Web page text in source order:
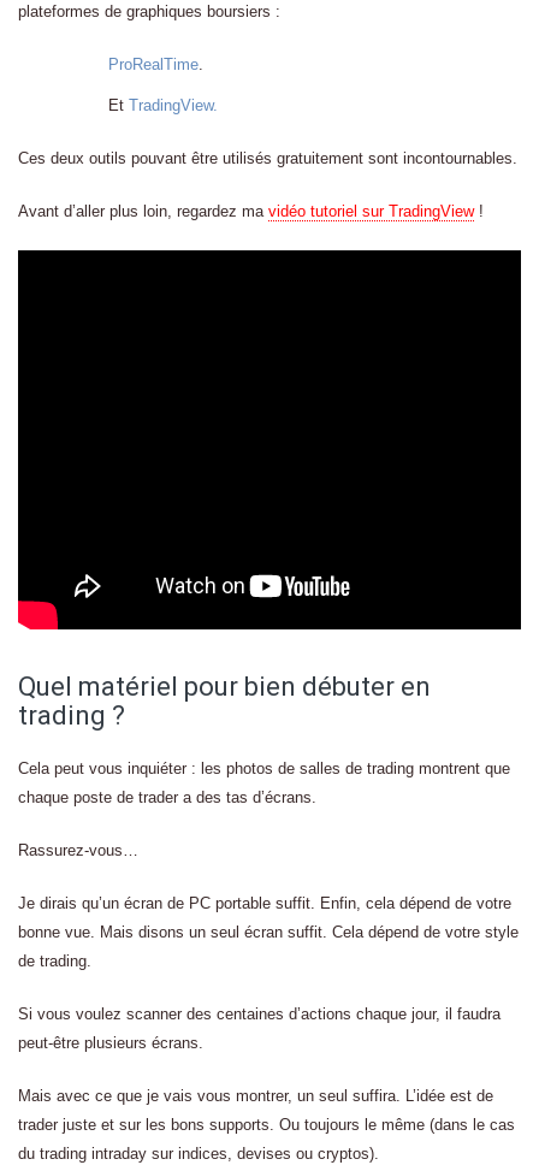
plateformes de graphiques boursiers :
ProRealTime
Et TradingView.
Ces deux outils pouvant être utilisés gratuitement sont incontournables.
Avant d’aller plus loin, regardez ma vidéo tutoriel sur TradingView!
Quel matériel pour bien débuter en
trading ?
Cela peut vous inquiéter : les photos de salles de trading montrent que
chaque poste de trader a des tas d’écrans.
Rassurez-vous…
Je dirais qu’un écran de PC portable suffit. Enfin, cela dépend de votre
bonne vue. Mais disons un seul écran suffit. Cela dépend de votre style
de trading.
Si vous voulez scanner des centaines d’actions chaque jour, il faudra
peut-être plusieurs écrans.
Mais avec ce que je vais vous montrer, un seul suffira. L’idée est de
trader juste et sur les bons supports. Ou toujours le même (dans le cas
du trading intraday sur indices, devises ou cryptos).